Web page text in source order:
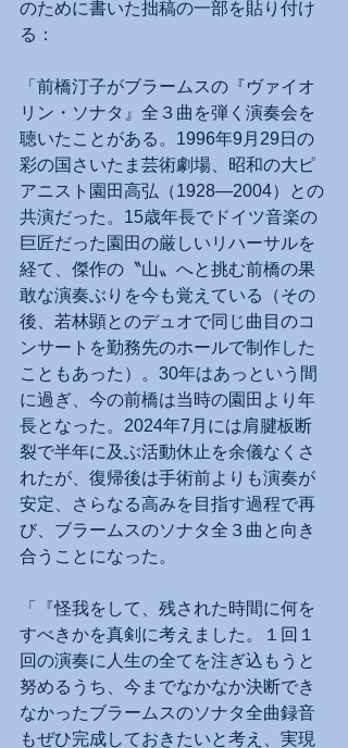
のために書いた拙稿の一部を貼り付け
る：
「前橋汀子がブラームスの『ヴァイオ
リン・ソナタ』全３曲を弾く演奏会を
聴いたことがある。1996年9月29日の
彩の国さいたま芸術劇場、昭和の大ピ
アニスト園田高弘（1928―2004）との
共演だった。15歳年長でドイツ音楽の
巨匠だった園田の厳しいリハーサルを
経て、傑作の〝山〟へと挑む前橋の果
敢な演奏ぶりを今も覚えている（その
後、若林顕とのデュオで同じ曲目のコ
ンサートを勤務先のホールで制作した
こともあった）。30年はあっという間
に過ぎ、今の前橋は当時の園田より年
長となった。2024年7月には肩腱板断
裂で半年に及ぶ活動休止を余儀なくさ
れたが、復帰後は手術前よりも演奏が
安定、さらなる高みを目指す過程で再
び、ブラームスのソナタ全３曲と向き
合うことになった。
「『怪我をして、残された時間に何を
すべきかを真剣に考えました。１回１
回の演奏に人生の全てを注ぎ込もうと
努めるうち、今までなかなか決断でき
なかったブラームスのソナタ全曲録音
もぜひ完成しておきたいと考え、実現